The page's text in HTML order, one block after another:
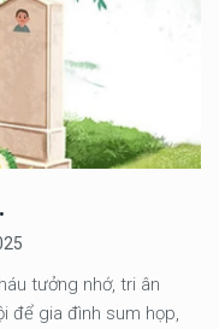
tưởng nhớ, tri ân
để gia đình sum họp,